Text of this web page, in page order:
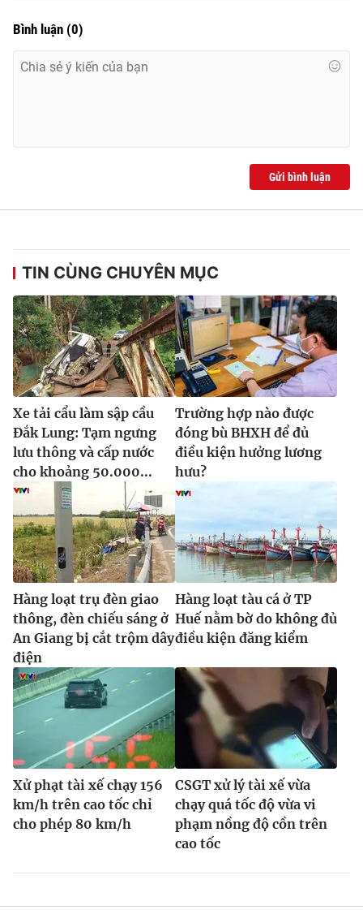
Bình luận (0)
Gửi bình luận
TIN CÙNG CHUYÊN MỤC
Xe tải cẩu làm sập cầu
Đắk Lung: Tạm ngưng
lưu thông và cấp nước
cho khoảng 50.000...
Trường hợp nào được
đóng bù BHXH để đủ
điều kiện hưởng lương
hưu?
Hàng loạt trụ đèn giao
thông, đèn chiếu sáng ở
An Giang bị cắt trộm dây
điện
Hàng loạt tàu cá ở TP
Huế nằm bờ do không đủ
điều kiện đăng kiểm
Xử phạt tài xế chạy 156
km/h trên cao tốc chỉ
cho phép 80 km/h
CSGT xử lý tài xế vừa
chạy quá tốc độ vừa vi
phạm nồng độ cồn trên
cao tốc